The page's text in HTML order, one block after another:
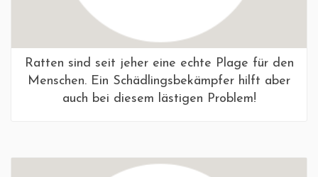
Ratten sind seit jeher eine echte Plage für den
Menschen. Ein Schädlingsbekämpfer hilft aber
auch bei diesem lästigen Problem!